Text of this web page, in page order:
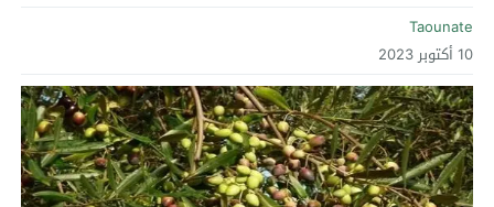
Taounate
10 أكتوبر 2023